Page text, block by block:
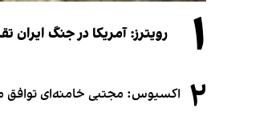
۱ رویترز: آمریکا در جنگ
۲ اکسیوس: مجتبی خامنه‌ای توافق